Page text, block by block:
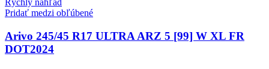
Rýchly náhľad
Pridať medzi obľúbené
Arivo 245/45 R17 ULTRA ARZ 5 [99] W XL FR
DOT2024